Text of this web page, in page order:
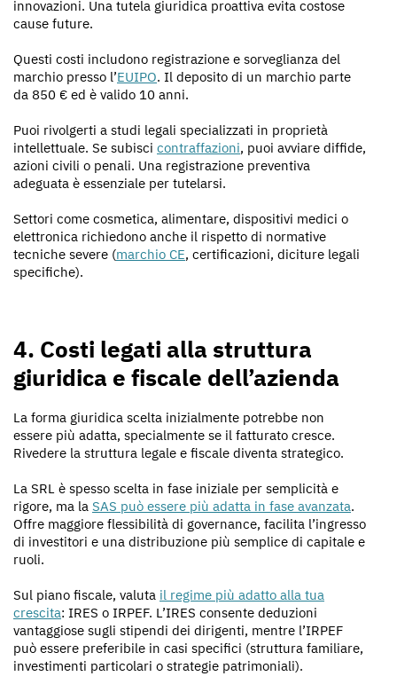
innovazioni. Una tutela giuridica proattiva evita costose
cause future.
Questi costi includono registrazione e sorveglianza del
marchio presso l’EUIPO. Il deposito di un marchio parte
da 850 € ed è valido 10 anni.
Puoi rivolgerti a studi legali specializzati in proprietà
intellettuale. Se subisci contraffazioni, puoi avviare diffide,
azioni civili o penali. Una registrazione preventiva
adeguata è essenziale per tutelarsi.
Settori come cosmetica, alimentare, dispositivi medici o
elettronica richiedono anche il rispetto di normative
tecniche severe (marchio CE, certificazioni, diciture legali
specifiche).
4. Costi legati alla struttura
giuridica e fiscale dell’azienda
La forma giuridica scelta inizialmente potrebbe non
essere più adatta, specialmente se il fatturato cresce.
Rivedere la struttura legale e fiscale diventa strategico.
La SRL è spesso scelta in fase iniziale per semplicità e
rigore, ma la SAS può essere più adatta in fase avanzata.
Offre maggiore flessibilità di governance, facilita l’ingresso
di investitori e una distribuzione più semplice di capitale e
ruoli.
Sul piano fiscale, valuta il regime più adatto alla tua
crescita: IRES o IRPEF. L’IRES consente deduzioni
vantaggiose sugli stipendi dei dirigenti, mentre l’IRPEF
può essere preferibile in casi specifici (struttura familiare,
investimenti particolari o strategie patrimoniali).